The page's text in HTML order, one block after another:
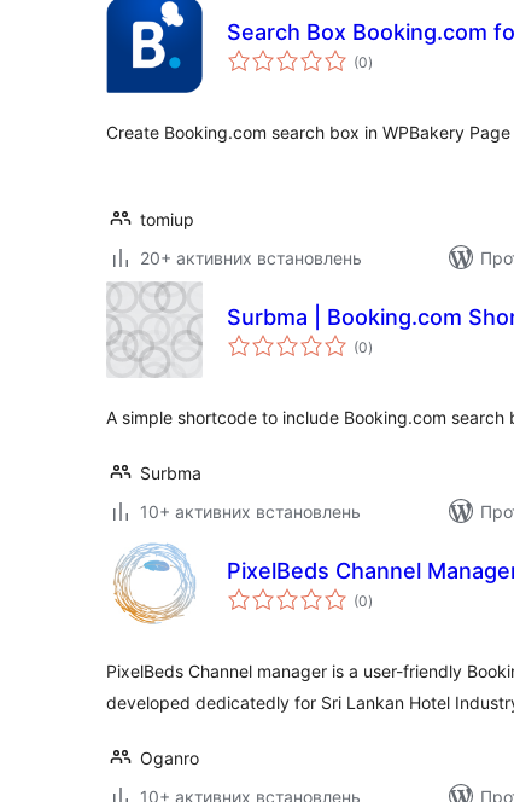
Search Box Booking.com
(0загальний
рейтинг
)
Create Booking.com search box in WPBakery Page
tomiup
20+ активних встановлень
Surbma | Booking.com
(0загальний
рейтинг
)
A simple shortcode to include Booking.com search
Surbma
10+ активних встановлень
PixelBeds Channel
(0загальний
рейтинг
)
PixelBeds Channel manager is a user-friendly
developed dedicatedly for Sri Lankan Hotel
Oganro
10+ активних встановлень